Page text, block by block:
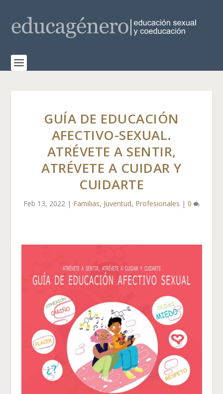
GUÍA DE EDUCACIÓN
AFECTIVO-SEXUAL.
ATRÉVETE A SENTIR,
ATRÉVETE A CUIDAR Y
CUIDARTE
Feb 13, 2022 | Familias, Juventud, Profesionales | 0